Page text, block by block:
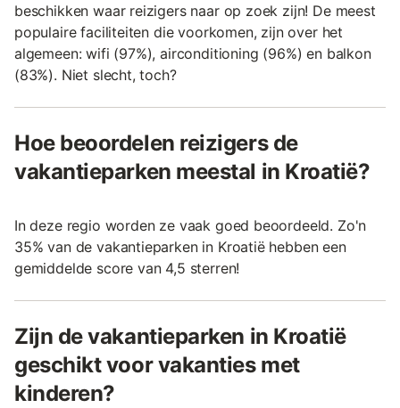
beschikken waar reizigers naar op zoek zijn! De meest
populaire faciliteiten die voorkomen, zijn over het
algemeen: wifi (97%), airconditioning (96%) en balkon
(83%). Niet slecht, toch?
Hoe beoordelen reizigers de
vakantieparken meestal in Kroatië?
In deze regio worden ze vaak goed beoordeeld. Zo'n
35% van de vakantieparken in Kroatië hebben een
gemiddelde score van 4,5 sterren!
Zijn de vakantieparken in Kroatië
geschikt voor vakanties met
kinderen?